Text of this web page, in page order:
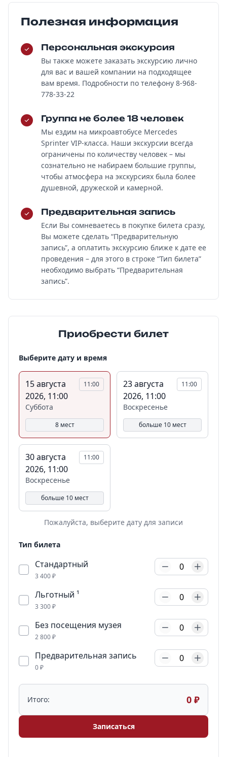
Полезная информация
Персональная экскурсия
Вы также можете заказать экскурсию лично
для вас и вашей компании на подходящее
вам время. Подробности по телефону 8-968-
778-33-22
Группа не более 18 человек
Мы ездим на микроавтобусе Mercedes
Sprinter VIP-класса. Наши экскурсии всегда
ограничены по количеству человек – мы
сознательно не набираем большие группы,
чтобы атмосфера на экскурсиях была более
душевной, дружеской и камерной.
Предварительная запись
Если Вы сомневаетесь в покупке билета сразу,
Вы можете сделать “Предварительную
запись”, а оплатить экскурсию ближе к дате ее
проведения – для этого в строке “Тип билета”
необходимо выбрать “Предварительная
запись”.
Приобрести билет
Выберите дату и время
15 августа
2026, 11:00
Суббота
11:00
8 мест
23 августа
2026, 11:00
Воскресенье
11:00
больше 10 мест
30 августа
2026, 11:00
Воскресенье
11:00
больше 10 мест
Пожалуйста, выберите дату для записи
Тип билета
Стандартный
3 400 ₽
0
Льготный ¹
3 300 ₽
0
Без посещения музея
2 800 ₽
0
Предварительная запись
0 ₽
0
Итого: 0 ₽
Записаться